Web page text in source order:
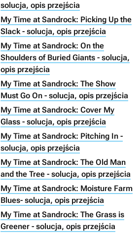
solucja, opis przejścia
My Time at Sandrock: Picking Up the
Slack - solucja, opis przejścia
My Time at Sandrock: On the
Shoulders of Buried Giants - solucja,
opis przejścia
My Time at Sandrock: The Show
Must Go On - solucja, opis przejścia
My Time at Sandrock: Cover My
Glass - solucja, opis przejścia
My Time at Sandrock: Pitching In -
solucja, opis przejścia
My Time at Sandrock: The Old Man
and the Tree - solucja, opis przejścia
My Time at Sandrock: Moisture Farm
Blues- solucja, opis przejścia
My Time at Sandrock: The Grass is
Greener - solucja, opis przejścia